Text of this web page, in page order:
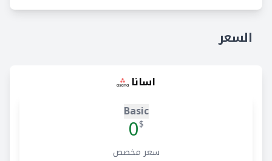
السعر
اسانا
Basic
$
0
سعر مخصص